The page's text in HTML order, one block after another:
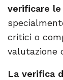
verificare
critici o
valutazione
La verifica